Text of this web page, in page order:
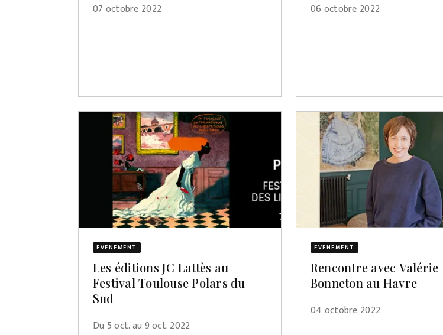
07 octobre 2022
06 octobre 2022
ÉVÈNEMENT
Les éditions JC Lattès au
Festival Toulouse Polars du
Sud
Du 5 oct. au 9 oct. 2022
ÉVÈNEMENT
Rencontre avec Valérie
Bonneton au Havre
04 octobre 2022